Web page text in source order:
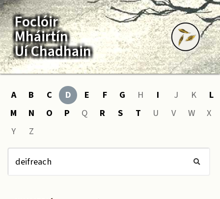
Foclóir
Mháirtín
Uí Chadhain
A B C D E F G H I J K
L
M
N O P Q R S T U V W
X
Y
Z